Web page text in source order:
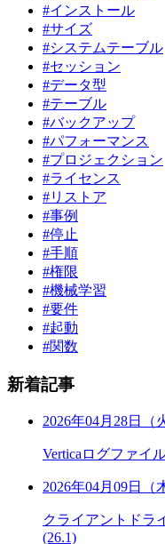
#インストール
#サイズ
#システムテーブル
#セッション
#データ型
#テーブル
#バックアップ
#パフォーマンス
#プロジェクション
#ライセンス
#リストア
#事例
#停止
#手順
#権限
#機械学習
#要件
#起動
#関数
新着記事
2026年04月28日（
Verticaログファイ
2026年04月09日（
クライアントドラ
(26.1)